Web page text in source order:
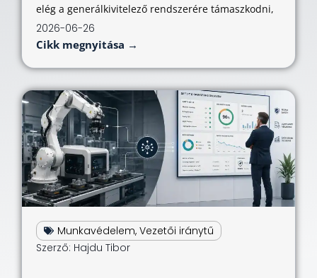
elég a generálkivitelező rendszerére támaszkodni,
2026-06-26
Cikk megnyitása →
Munkavédelem, Vezetői iránytű
Szerző: Hajdu Tibor